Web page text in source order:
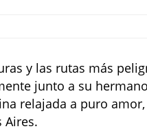
y las rutas más
junto a su
relajada a puro
Aires.